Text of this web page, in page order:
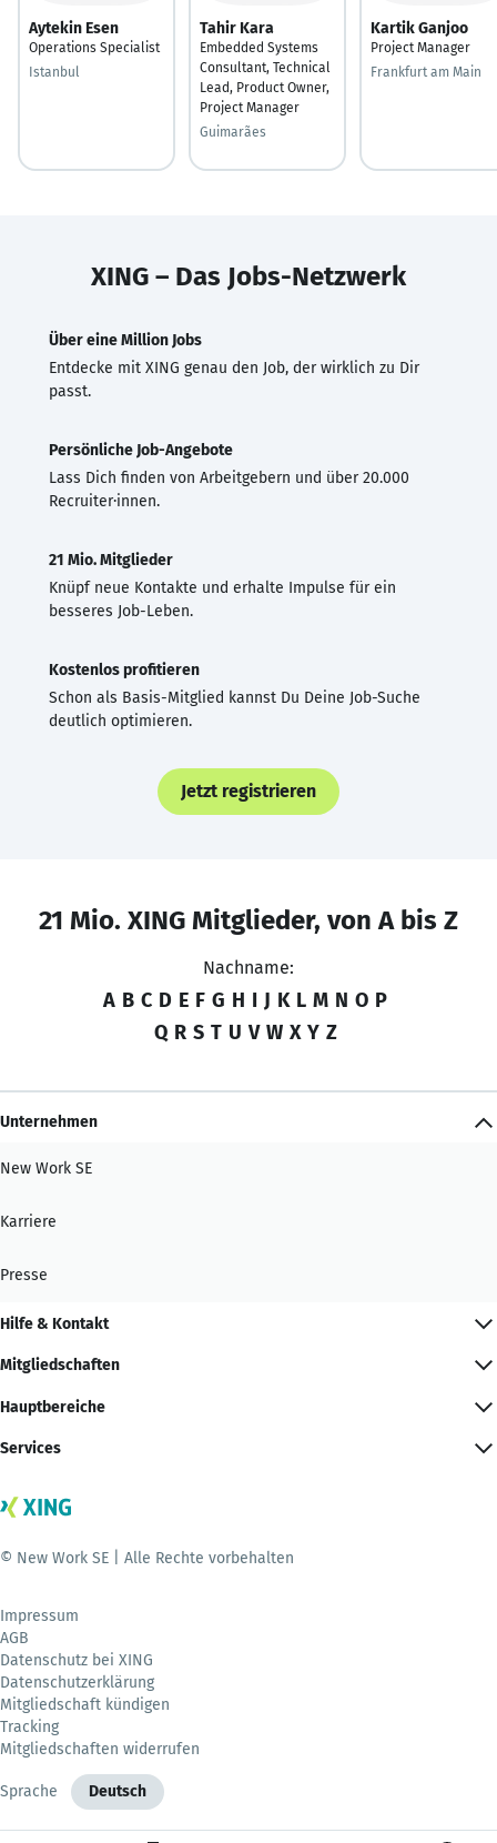
Aytekin Esen
Operations Specialist
Istanbul
Tahir Kara
Embedded Systems
Consultant, Technical
Lead, Product Owner,
Project Manager
Guimarães
Kartik Ganjoo
Project Manager
Frankfurt am Main
XING – Das Jobs-Netzwerk
Über eine Million Jobs
Entdecke mit XING genau den Job, der wirklich zu Dir
passt.
Persönliche Job-Angebote
Lass Dich finden von Arbeitgebern und über 20.000
Recruiter·innen.
21 Mio. Mitglieder
Knüpf neue Kontakte und erhalte Impulse für ein
besseres Job-Leben.
Kostenlos profitieren
Schon als Basis-Mitglied kannst Du Deine Job-Suche
deutlich optimieren.
Jetzt registrieren
21 Mio. XING Mitglieder, von A bis Z
Nachname:
A B C D E F G H I J K L M N O P
Q R S T U V W X Y Z
Unternehmen
New Work SE
Karriere
Presse
Hilfe & Kontakt
Mitgliedschaften
Hauptbereiche
Services
© New Work SE | Alle Rechte vorbehalten
Impressum
AGB
Datenschutz bei XING
Datenschutzerklärung
Mitgliedschaft kündigen
Tracking
Mitgliedschaften widerrufen
Sprache Deutsch